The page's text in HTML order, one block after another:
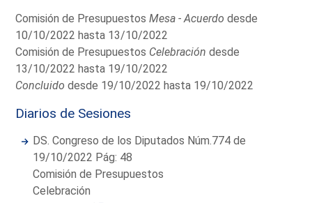
Comisión de PresupuestosMesa - Acuerdo desde
10/10/2022 hasta 13/10/2022
Comisión de Presupuestos Celebración desde
13/10/2022 hasta 19/10/2022
Concluido desde 19/10/2022 hasta 19/10/2022
Diarios de Sesiones
DS. Congreso de los Diputados Núm.774 de
19/10/2022 Pág: 48
Comisión de Presupuestos
Celebración